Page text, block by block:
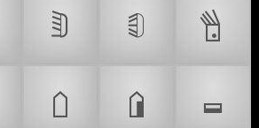
𝡕 𝡖
𝡗
𝡚 𝡛
𝡜